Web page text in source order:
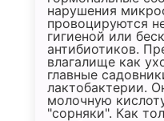
нарушения
провоцируются
гигиеной или
антибиотиков.
влагалище как
главные
лактобактерии.
молочную
"сорняки". Как